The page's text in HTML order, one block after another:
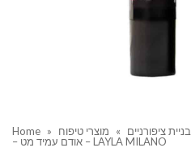
Home » בניית ציפורניים » מוצרי טיפוח
– אודם עמיד מט – LAYLA MILANO